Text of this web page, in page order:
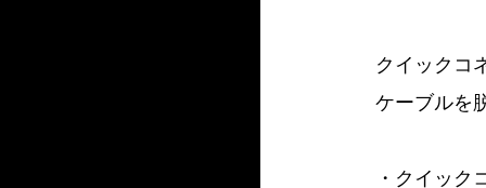
クイックコ
ケーブルを
・クイッ